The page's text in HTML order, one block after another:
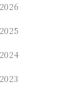
2026
2025
2024
2023